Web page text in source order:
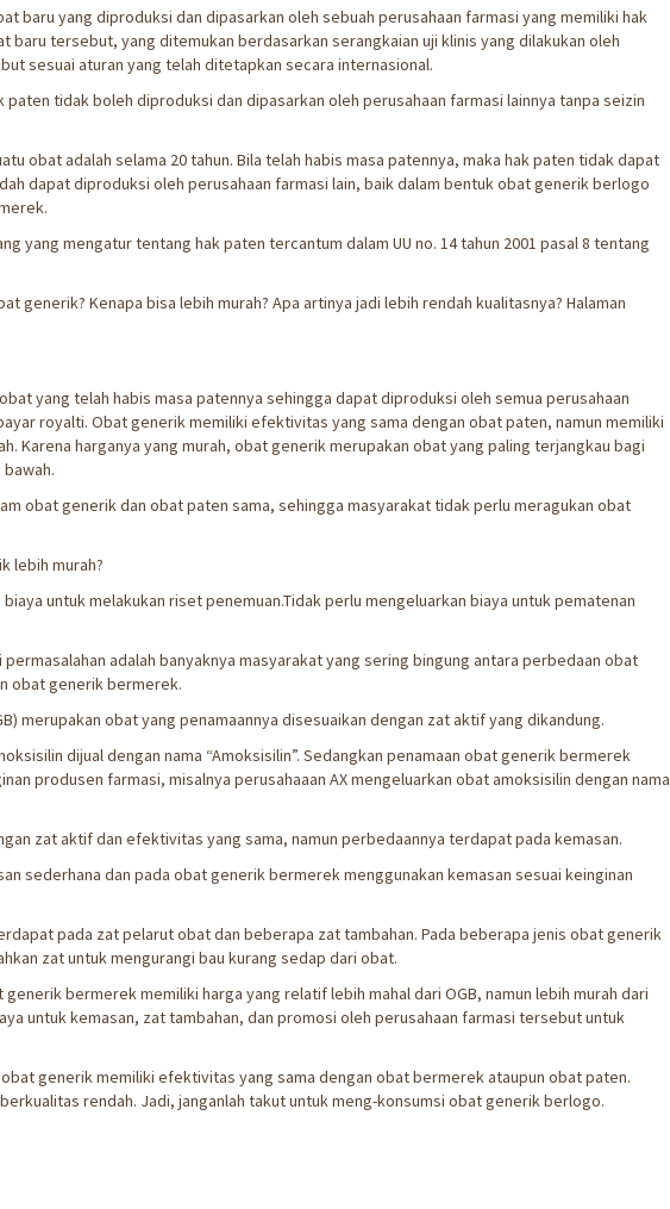
baru yang diproduksi dan dipasarkan oleh sebuah perusahaan farmasi yang memiliki hak
baru tersebut, yang ditemukan berdasarkan serangkaian uji klinis yang dilakukan oleh
sesuai aturan yang telah ditetapkan secara internasional.
paten tidak boleh diproduksi dan dipasarkan oleh perusahaan farmasi lainnya tanpa seizin
obat adalah selama 20 tahun. Bila telah habis masa patennya, maka hak paten tidak dapat
dapat diproduksi oleh perusahaan farmasi lain, baik dalam bentuk obat generik berlogo
yang mengatur tentang hak paten tercantum dalam UU no. 14 tahun 2001 pasal 8 tentang
generik? Kenapa bisa lebih murah? Apa artinya jadi lebih rendah kualitasnya? Halaman
yang telah habis masa patennya sehingga dapat diproduksi oleh semua perusahaan
royalti. Obat generik memiliki efektivitas yang sama dengan obat paten, namun memiliki
Karena harganya yang murah, obat generik merupakan obat yang paling terjangkau bagi
obat generik dan obat paten sama, sehingga masyarakat tidak perlu meragukan obat
lebih murah?
untuk melakukan riset penemuan.Tidak perlu mengeluarkan biaya untuk pematenan
permasalahan adalah banyaknya masyarakat yang sering bingung antara perbedaan obat
obat generik bermerek.
merupakan obat yang penamaannya disesuaikan dengan zat aktif yang dikandung.
dijual dengan nama “Amoksisilin”. Sedangkan penamaan obat generik bermerek
produsen farmasi, misalnya perusahaaan AX mengeluarkan obat amoksisilin dengan nama
zat aktif dan efektivitas yang sama, namun perbedaannya terdapat pada kemasan.
sederhana dan pada obat generik bermerek menggunakan kemasan sesuai keinginan
pada zat pelarut obat dan beberapa zat tambahan. Pada beberapa jenis obat generik
zat untuk mengurangi bau kurang sedap dari obat.
bermerek memiliki harga yang relatif lebih mahal dari OGB, namun lebih murah dari
untuk kemasan, zat tambahan, dan promosi oleh perusahaan farmasi tersebut untuk
generik memiliki efektivitas yang sama dengan obat bermerek ataupun obat paten.
rendah. Jadi, janganlah takut untuk meng-konsumsi obat generik berlogo.